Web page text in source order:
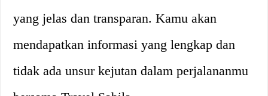
yang jelas dan transparan. Kamu akan
mendapatkan informasi yang lengkap dan
tidak ada unsur kejutan dalam perjalananmu